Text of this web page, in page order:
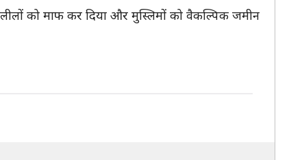
को माफ कर दिया और मुस्लिमों को वैकल्पिक जमीन